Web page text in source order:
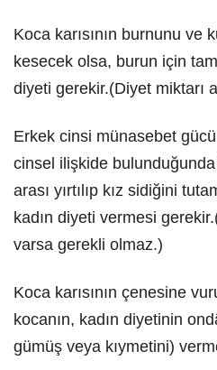
Koca karısının burnunu ve
kesecek olsa, burun için
diyeti gerekir.(Diyet miktarı
Erkek cinsi münasebet
cinsel ilişkide
arası yırtılıp kız sidiğini
kadın diyeti vermesi
varsa gerekli olmaz.)
Koca karısının çenesine
kocanın, kadın diyetinin
gümüş veya kıymetini)